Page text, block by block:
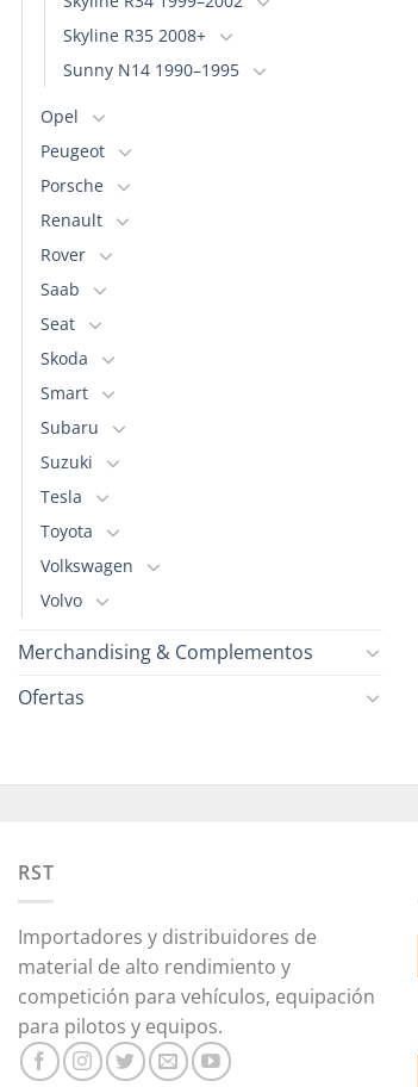
Skyline R35 2008+
Sunny N14 1990–1995
Opel
Peugeot
Porsche
Renault
Rover
Saab
Seat
Skoda
Smart
Subaru
Suzuki
Tesla
Toyota
Volkswagen
Volvo
Merchandising & Complementos
Ofertas
RST
Importadores y distribuidores de
material de alto rendimiento y
competición para vehículos, equipación
para pilotos y equipos.